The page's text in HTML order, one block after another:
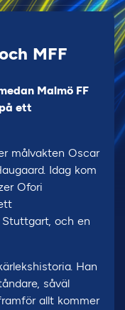
MFF
Malmö FF
ett
målvakten Oscar
Idag kom
Ofori
och en
Han
såväl
allt kommer